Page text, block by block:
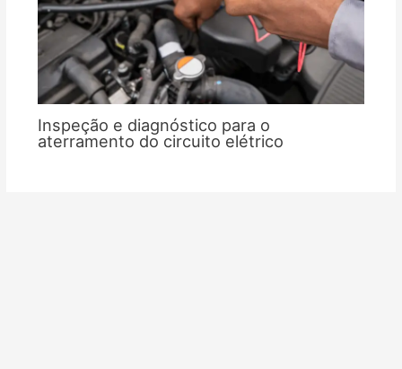
Inspeção e diagnóstico para o
aterramento do circuito elétrico